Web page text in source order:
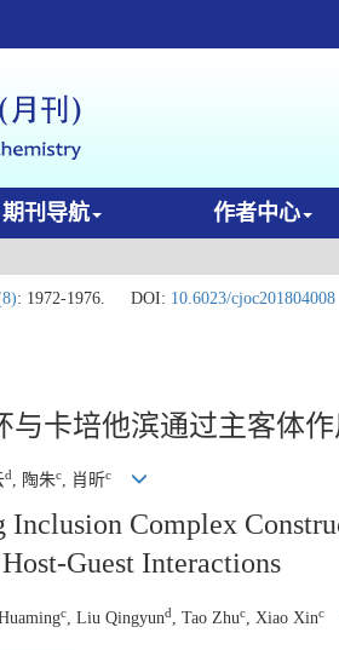
期刊导航 作者中心
: 1972-1976. DOI: 10.6023/cjoc201804008
与卡培他滨通过主客体
d , 陶朱c, 肖昕c
Inclusion Complex
Guest Interactions
c , Liu Qingyund , Tao Zhuc , Xiao Xinc